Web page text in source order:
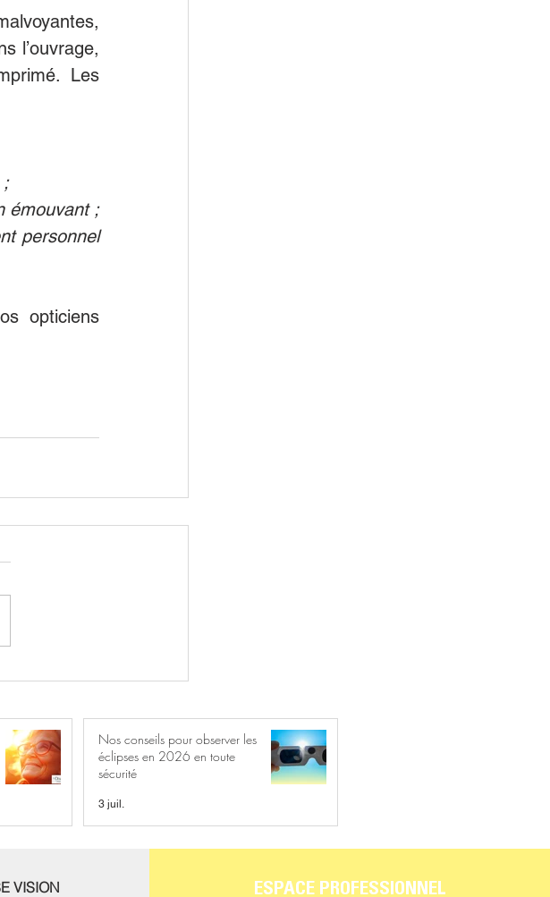
l’ouvrage,
Les
;
émouvant ;
personnel
opticiens
Nos conseils pour observer les
éclipses en 2026 en toute
sécurité
3 juil.
VISION ESPACE PROFESSIONNEL